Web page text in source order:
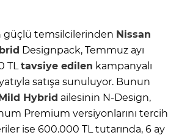
güçlü temsilcilerinden Nissan
Designpack, Temmuz ayı
TL tavsiye edilen kampanyalı
satışa sunuluyor. Bunun
Hybrid ailesinin N-Design,
Premium versiyonlarını tercih
ise 600.000 TL tutarında, 6 ay